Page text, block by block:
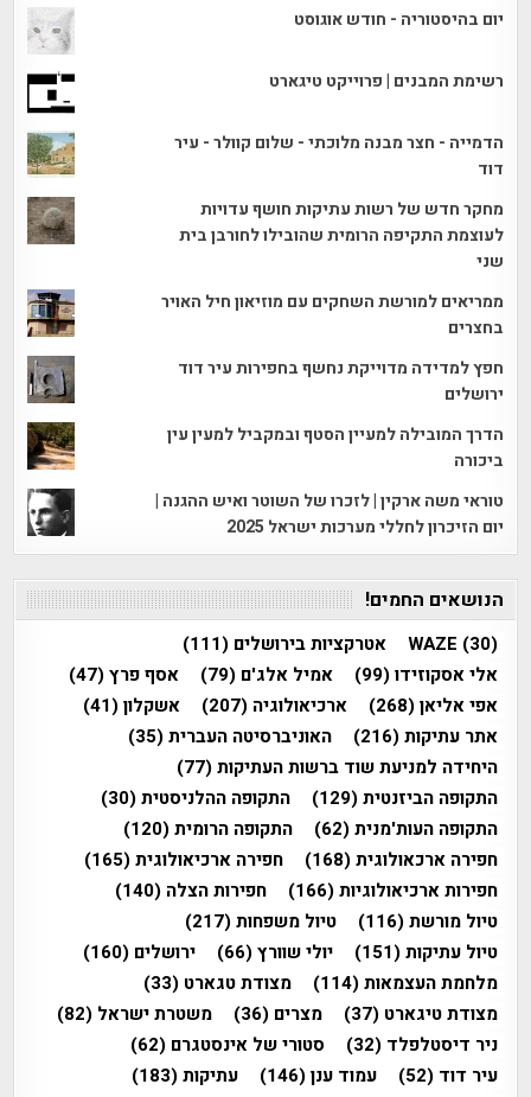
יום בהיסטוריה - חודש אוגוסט
רשימת המבנים | פרוייקט טיגארט
הדמייה - חצר מבנה מלוכתי - שלום קוולר - עיר
דוד
מחקר חדש של רשות עתיקות חושף עדויות
לעוצמת התקיפה הרומית שהובילו לחורבן בית
שני
ממריאים למורשת השחקים עם מוזיאון חיל האויר
בחצרים
חפץ למדידה מדוייקת נחשף בחפירות עיר דוד
ירושלים
הדרך המובילה למעיין הסטף ובמקביל למעין עין
ביכורה
טוראי משה ארקין | לזכרו של השוטר ואיש ההגנה |
יום הזיכרון לחללי מערכות ישראל 2025
הנושאים החמים!
WAZE (30) אטרקציות בירושלים (111)
אלי אסקוזידו(99) אמיל אלג'ם (79) אסף פרץ(47)
אפי אליאן(268) ארכיאולוגיה (207) אשקלון(41)
אתר עתיקות(216) האוניברסיטה העברית(35)
היחידה למניעת שוד ברשות העתיקות(77)
התקופה הביזנטית(129) התקופה ההלניסטית(30)
התקופה העות'מנית(62) התקופה הרומית(120)
חפירה ארכאולוגית(168) חפירה ארכיאולוגית(165)
חפירות ארכיאולוגיות(166) חפירות הצלה (140)
טיול מורשת(116) טיול משפחות(217)
טיול עתיקות(151) יולי שוורץ(66) ירושלים (160)
מלחמת העצמאות(114) מצודת טגארט (33)
מצודת טיגארט (37) מצרים (36) משטרת ישראל (82)
ניר דיסטלפלד (32) סטורי של אינסטגרם (62)
עיר דוד (52) עמוד ענן(146) עתיקות(183)